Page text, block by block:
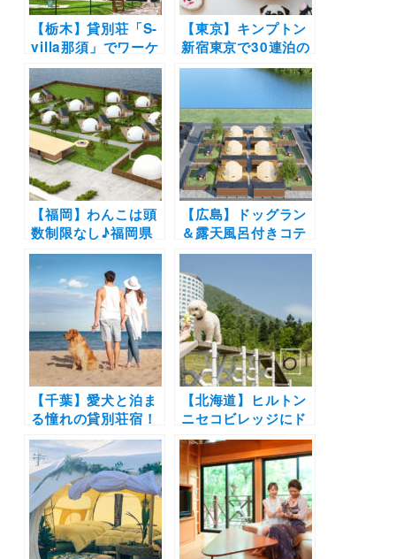
【栃木】貸別荘「S-
villa那須」でワーケ
ーションプラン開
始！プライベートド
ッグラン付き別荘で
愛犬とずっと一緒♪
【東京】キンプトン
新宿東京で30連泊の
ロングステイプラン
＆似顔絵ケーキ付き
「ドッグ・バースデ
ー」プラン登場！愛
犬と一緒にラグジュ
アリーホテル宿泊♪
【福岡】わんこは頭
数制限なし♪福岡県
にドーム型グランピ
ング施設「グランド
ーム福岡ふくつ」開
業！【2021年8月オ
ープン】
【広島】ドッグラン
＆露天風呂付きコテ
ージで愛犬と瀬戸内
シーサイドグランピ
ングを満喫！呉市に
「GLAMPISPA瀬戸
内」がオープン
（2021年9月18日グ
ランドオープン）
【千葉】愛犬と泊ま
る憧れの貸別荘宿！
九十九里に天然芝ド
ッグラン付き
「Asovillage」開
業！全棟100坪以上
のドッグラン付き
（2021年8月11日オ
ープン）
【北海道】ヒルトン
ニセコビレッジにド
ッグフレンドリープ
ラン登場！愛犬用の
ベッドやトイレ、夏
季期間はドッグラン
も無料！